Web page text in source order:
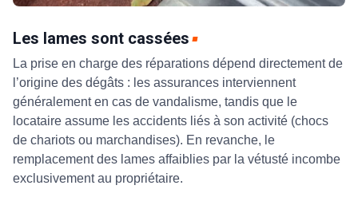
Les lames sont cassées
La prise en charge des réparations dépend directement de
l’origine des dégâts : les assurances interviennent
généralement en cas de vandalisme, tandis que le
locataire assume les accidents liés à son activité (chocs
de chariots ou marchandises). En revanche, le
remplacement des lames affaiblies par la vétusté incombe
exclusivement au propriétaire.